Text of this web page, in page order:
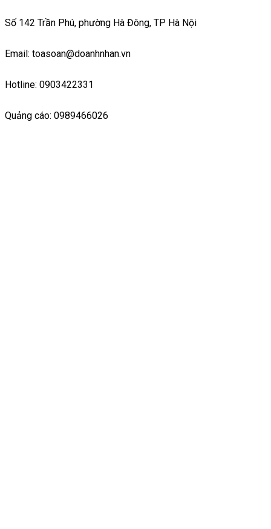
Số 142 Trần Phú, phường Hà Đông, TP Hà Nội
Email: toasoan@doanhnhan.vn
Hotline: 0903422331
Quảng cáo: 0989466026